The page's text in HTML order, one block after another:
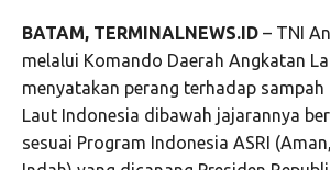
BATAM, TERMINALNEWS.ID – TNI
melalui Komando Daerah Angkatan
menyatakan perang terhadap sampah
Laut Indonesia dibawah jajarannya
sesuai Program Indonesia ASRI